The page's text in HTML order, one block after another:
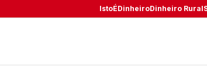
IstoÉDinheiroDinheiro Rural